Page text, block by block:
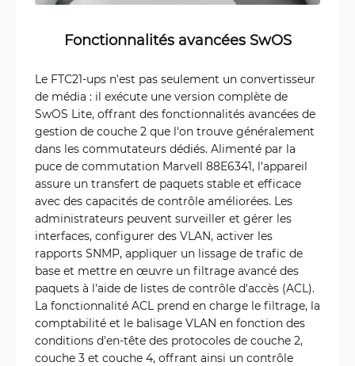
Fonctionnalités avancées SwOS
Le FTC21-ups n'est pas seulement un convertisseur
de média : il exécute une version complète de
SwOS Lite, offrant des fonctionnalités avancées de
gestion de couche 2 que l'on trouve généralement
dans les commutateurs dédiés. Alimenté par la
puce de commutation Marvell 88E6341, l'appareil
assure un transfert de paquets stable et efficace
avec des capacités de contrôle améliorées. Les
administrateurs peuvent surveiller et gérer les
interfaces, configurer des VLAN, activer les
rapports SNMP, appliquer un lissage de trafic de
base et mettre en œuvre un filtrage avancé des
paquets à l'aide de listes de contrôle d'accès (ACL).
La fonctionnalité ACL prend en charge le filtrage, la
comptabilité et le balisage VLAN en fonction des
conditions d'en-tête des protocoles de couche 2,
couche 3 et couche 4, offrant ainsi un contrôle